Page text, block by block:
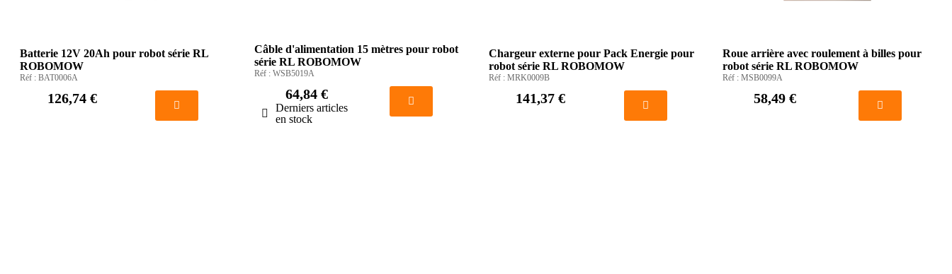
Batterie 12V 20Ah pour robot série RL
ROBOMOW
Réf : BAT0006A
126,74 €
Câble d'alimentation 15 mètres pour robot
série RL ROBOMOW
Réf : WSB5019A
64,84 €
Derniers articles
en stock
Chargeur externe pour Pack Energie pour
robot série RL ROBOMOW
Réf : MRK0009B
141,37 €
Roue arrière avec roulement à billes pour
robot série RL ROBOMOW
Réf :MSB0099A
58,49 €